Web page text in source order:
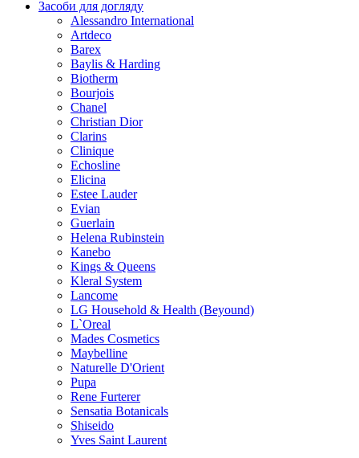
Засоби для догляду
Alessandro International
Artdeco
Barex
Baylis & Harding
Biotherm
Bourjois
Chanel
Christian Dior
Clarins
Clinique
Echosline
Elicina
Estee Lauder
Evian
Guerlain
Helena Rubinstein
Kanebo
Kings & Queens
Kleral System
Lancome
LG Household & Health (Beyound)
L`Oreal
Mades Cosmetics
Maybelline
Naturelle D'Orient
Pupa
Rene Furterer
Sensatia Botanicals
Shiseido
Yves Saint Laurent